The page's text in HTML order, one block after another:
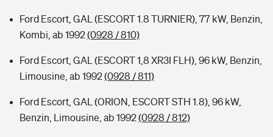
Ford Escort, GAL (ESCORT 1.8 TURNIER), 77 kW, Benzin,
Kombi, ab 1992(0928 / 810)
Ford Escort, GAL (ESCORT 1,8 XR3I FLH), 96 kW, Benzin,
Limousine, ab 1992(0928 / 811)
Ford Escort, GAL (ORION, ESCORT STH 1.8), 96 kW,
Benzin, Limousine, ab 1992(0928 / 812)